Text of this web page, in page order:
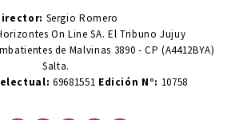
Sergio Romero
On Line SA. El Tribuno Jujuy
de Malvinas 3890 - CP (A4412BYA)
Salta.
69681551 Edición N°: 10758